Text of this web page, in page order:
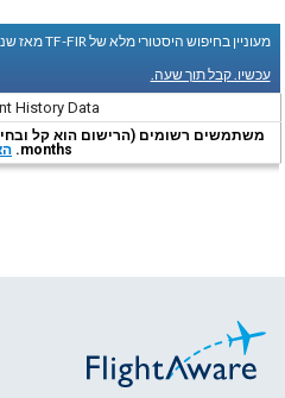
מעוניין בחיפוש היסטורי מלא של TF-FIR מאז שנת 1998?
עכשיו. קבל תוך שעה.
History Data
months.